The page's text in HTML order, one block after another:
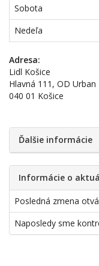
Sobota
Nedeľa
Adresa:
Lidl Košice
Hlavná 111, OD Urban
040 01 Košice
Ďalšie informácie
Informácie o
Posledná zmena
Naposledy sme